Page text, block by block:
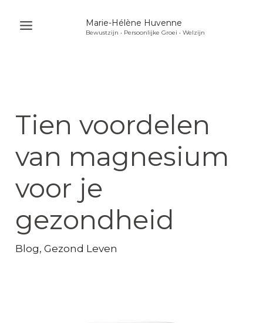
naar
Marie-Hélène Huvenne
Bewustzijn • Persoonlijke Groei • Welzijn
Tien voordelen
van magnesium
voor je
gezondheid
Blog,Gezond Leven